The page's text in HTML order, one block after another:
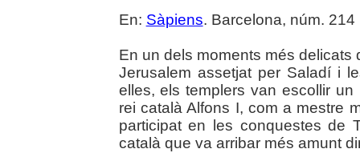
En: Sàpiens. Barcelona, núm.
En un dels moments més delicats
Jerusalem assetjat per Saladí i
elles, els templers van escollir
rei català Alfons I, com a mestre
participat en les conquestes de
català que va arribar més amunt